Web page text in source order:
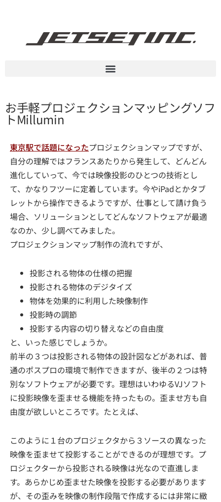
お手軽プロジェクションマッピングソフ
トMillumin
東京駅で話題になったプロジェクションマップですが、
自分の理解ではフランスあたりから発生して、どんどん
進化していって、今では映像投影のひとつの技術とし
て、かなりフツーに定着しています。今やiPadとかタブ
レットから操作できるようですが、仕事として請け負う
場合、ソリューションとしてどんなソフトウェアが最適
なのか、少し調べてみました。
プロジェクションマップ制作の流れですが、
投影される物体の仕様の把握
投影される物体のデジタイズ
物体を効果的に利用した映像制作
投影時の調節
投影する内容の切り替えなどの自由度
と、いった感じでしょうか。
前半の３つは投影される物体の設計図などがあれば、普
通のポスプロの環境で制作できますが、後半の２つは特
別なソフトウェアが必要です。理想はいわゆるVJソフト
に投影映像を歪ませる機能を持ったもの。歪ませ方も自
由度が欲しいところです。たとえば、
このように１台のプロジェクタから３ソースの異なった
映像を歪ませて投影することができるのが理想です。プ
ロジェクターから投影される映像は光なので直進しま
す。あらかじめ歪ませた映像を投影する必要があります
が、その歪みを映像の制作段階で作成するには非常に緻